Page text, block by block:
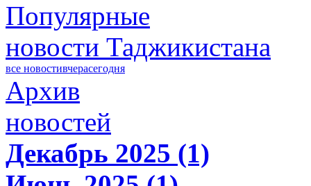
Популярные
новости Таджикистана
все новостивчерасегодня
Архив
новостей
Декабрь 2025 (1)